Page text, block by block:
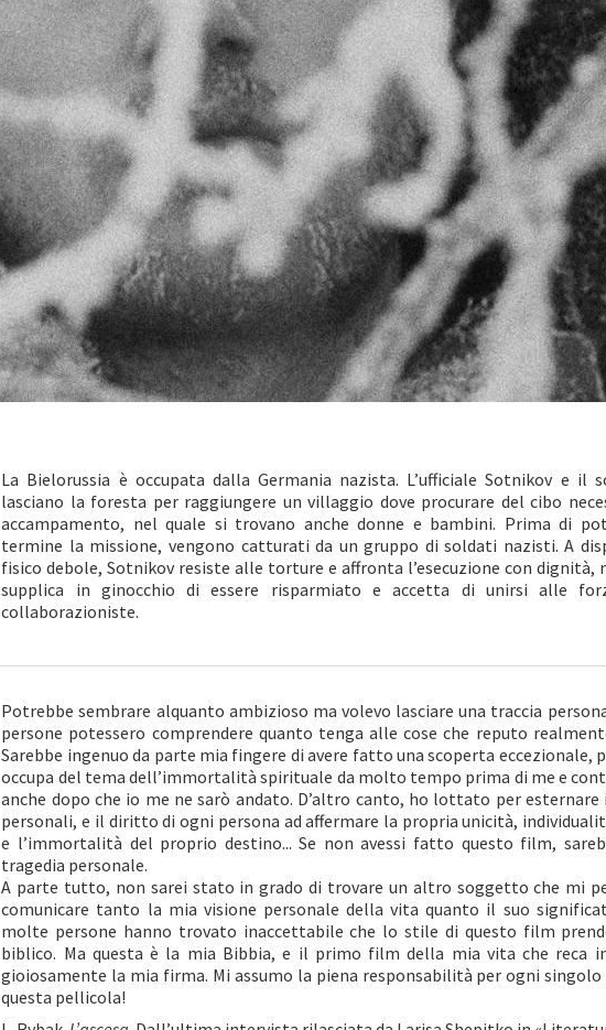
La Bielorussia è occupata dalla Germania nazista. L’ufficiale Sotnikov e il
lasciano la foresta per raggiungere un villaggio dove procurare del cibo
accampamento, nel quale si trovano anche donne e bambini. Prima di
termine la missione, vengono catturati da un gruppo di soldati nazisti. A
fisico debole, Sotnikov resiste alle torture e affronta l’esecuzione con dignità,
supplica in ginocchio di essere risparmiato e accetta di unirsi alle
collaborazioniste.
Potrebbe sembrare alquanto ambizioso ma volevo lasciare una traccia
persone potessero comprendere quanto tenga alle cose che reputo
Sarebbe ingenuo da parte mia fingere di avere fatto una scoperta eccezionale,
occupa del tema dell’immortalità spirituale da molto tempo prima di me e
anche dopo che io me ne sarò andato. D’altro canto, ho lottato per
personali, e il diritto di ogni persona ad affermare la propria unicità,
e l’immortalità del proprio destino... Se non avessi fatto questo film,
tragedia personale.
A parte tutto, non sarei stato in grado di trovare un altro soggetto che mi
comunicare tanto la mia visione personale della vita quanto il suo
molte persone hanno trovato inaccettabile che lo stile di questo film
biblico. Ma questa è la mia Bibbia, e il primo film della mia vita che reca
gioiosamente la mia firma. Mi assumo la piena responsabilità per ogni
questa pellicola!